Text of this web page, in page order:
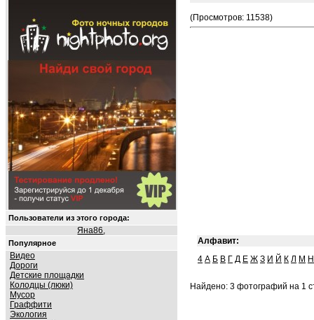
Пользователи из этого города:
Яна86,
Популярное
Видео
Дороги
Детские площадки
Колодцы (люки)
Мусор
Граффити
Экология
(Просмотров: 11538)
Алфавит:
4 А Б В Г Д Е Ж З И Й К Л М Н
Найдено: 3 фотографий на 1